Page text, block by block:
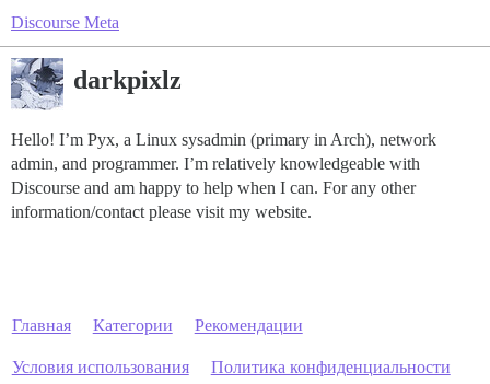
Discourse Meta
darkpixlz
Hello! I’m Pyx, a Linux sysadmin (primary in Arch), network
admin, and programmer. I’m relatively knowledgeable with
Discourse and am happy to help when I can. For any other
information/contact please visit my website.
Главная Категории Рекомендации
Условия использования Политика конфиденциальности